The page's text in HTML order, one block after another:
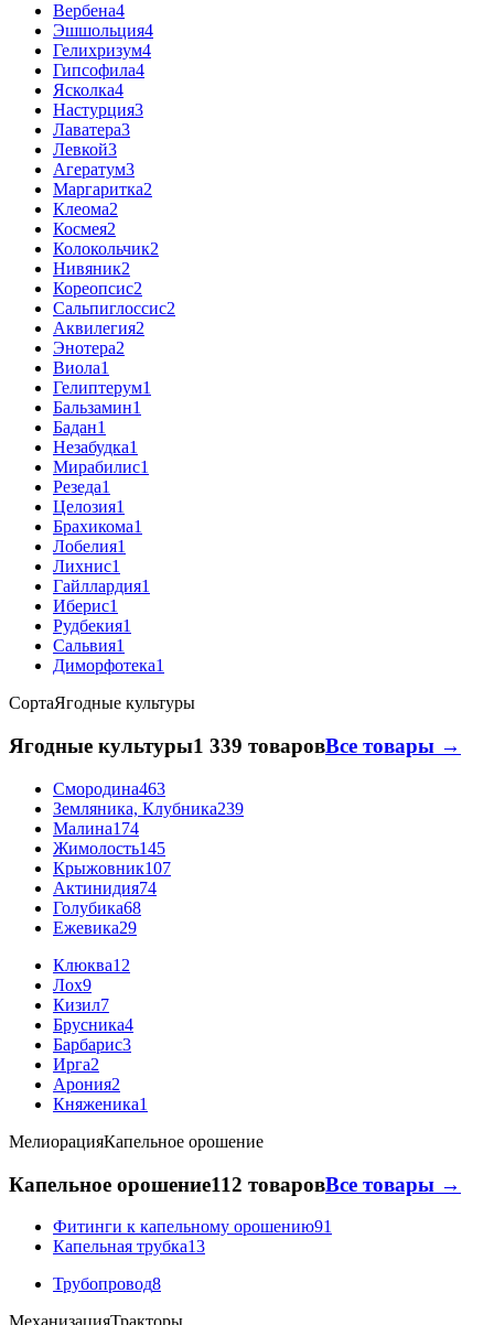
Вербена4
Эшшольция4
Гелихризум4
Гипсофила4
Ясколка4
Настурция3
Лаватера3
Левкой3
Агератум3
Маргаритка2
Клеома2
Космея2
Колокольчик2
Нивяник2
Кореопсис2
Сальпиглоссис2
Аквилегия2
Энотера2
Виола1
Гелиптерум1
Бальзамин1
Бадан1
Незабудка1
Мирабилис1
Резеда1
Целозия1
Брахикома1
Лобелия1
Лихнис1
Гайллардия1
Иберис1
Рудбекия1
Сальвия1
Диморфотека1
СортаЯгодные культуры
Ягодные культуры1 339 товаровВсе товары →
Смородина463
Земляника, Клубника239
Малина174
Жимолость145
Крыжовник107
Актинидия74
Голубика68
Ежевика29
Клюква12
Лох9
Кизил7
Брусника4
Барбарис3
Ирга2
Арония2
Княженика1
МелиорацияКапельное орошение
Капельное орошение112 товаровВсе товары →
Фитинги к капельному орошению91
Капельная трубка13
Трубопровод8